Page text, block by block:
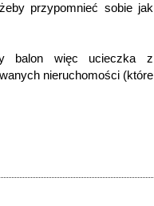
przypomnieć sobie jak
balon więc ucieczka z
nieruchomości (które